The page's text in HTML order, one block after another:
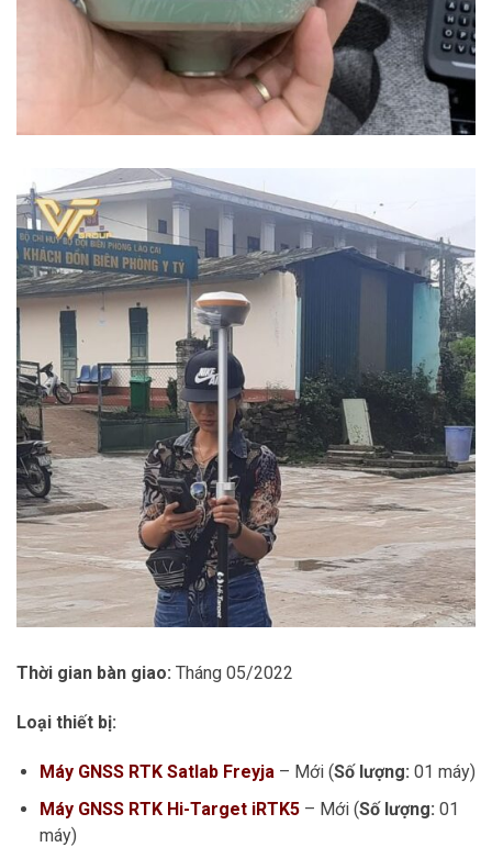
Thời gian bàn giao: Tháng 05/2022
Loại thiết bị:
Máy GNSS RTK Satlab Freyja– Mới (Số lượng: 01 máy)
Máy GNSS RTK Hi-Target iRTK5– Mới (Số lượng: 01
máy)